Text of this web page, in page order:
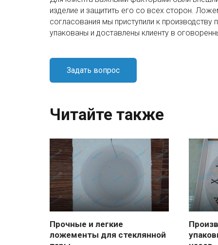
изделие и защитить его со всех сторон.
согласования мы приступили к
упакованы и доставлены клиенту в
Задать вопрос
Читайте также
Прочные и легкие
ложементы для стеклянной